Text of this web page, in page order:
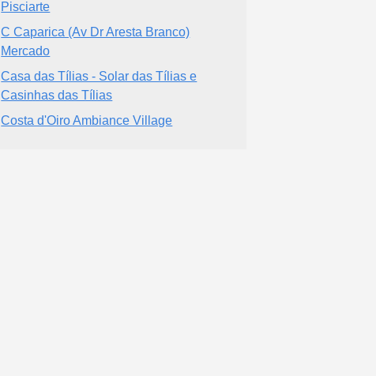
Pisciarte
C Caparica (Av Dr Aresta Branco)
Mercado
Casa das Tílias - Solar das Tílias e
Casinhas das Tílias
Costa d'Oiro Ambiance Village